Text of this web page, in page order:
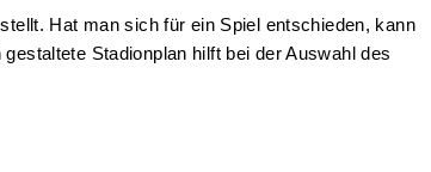
Hat man sich für ein Spiel entschieden, kann
Stadionplan hilft bei der Auswahl des